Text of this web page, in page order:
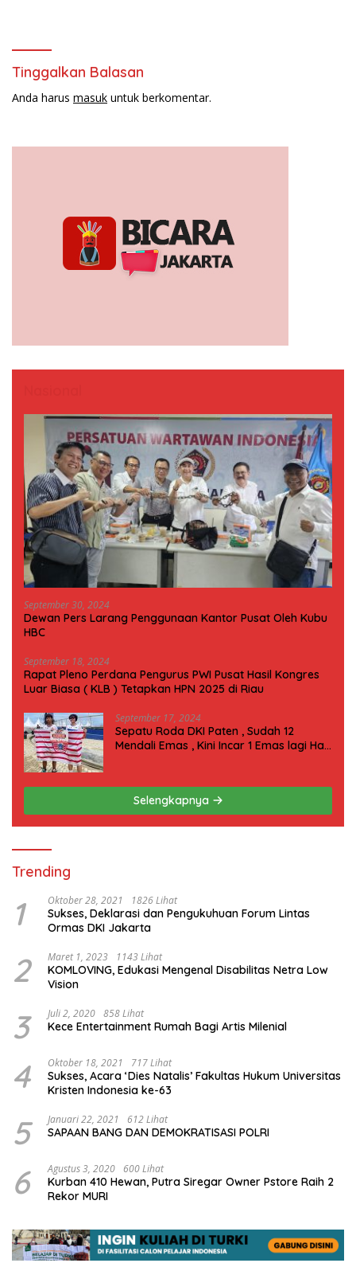
Tinggalkan Balasan
Anda harus masuk untuk berkomentar.
September 30, 2024
Dewan Pers Larang Penggunaan Kantor Pusat Oleh Kubu
HBC
September 18, 2024
Rapat Pleno Perdana Pengurus PWI Pusat Hasil Kongres
Luar Biasa ( KLB ) Tetapkan HPN 2025 di Riau
September 17, 2024
Sepatu Roda DKI Paten , Sudah 12
Mendali Emas , Kini Incar 1 Emas lagi Hari
Selengkapnya
Trending
1 Oktober 28, 2021 1826 Lihat
Sukses, Deklarasi dan Pengukuhuan Forum Lintas
Ormas DKI Jakarta
2 Maret 1, 2023 1143 Lihat
KOMLOVING, Edukasi Mengenal Disabilitas Netra Low
Vision
3 Juli 2, 2020 858 Lihat
Kece Entertainment Rumah Bagi Artis Milenial
4 Oktober 18, 2021 717 Lihat
Sukses, Acara ‘Dies Natalis’ Fakultas Hukum Universitas
Kristen Indonesia ke-63
5 Januari 22, 2021 612 Lihat
SAPAAN BANG DAN DEMOKRATISASI POLRI
6 Agustus 3, 2020 600 Lihat
Kurban 410 Hewan, Putra Siregar Owner Pstore Raih 2
Rekor MURI